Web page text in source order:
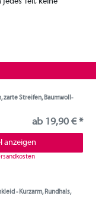
zarte Streifen, Baumwoll-
ab 19,90 € *
anzeigen
- Kurzarm, Rundhals,